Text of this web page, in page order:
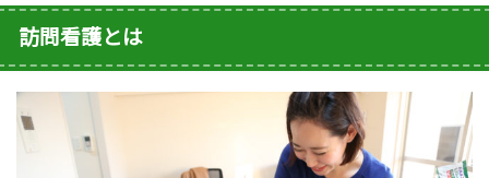
訪問看護とは